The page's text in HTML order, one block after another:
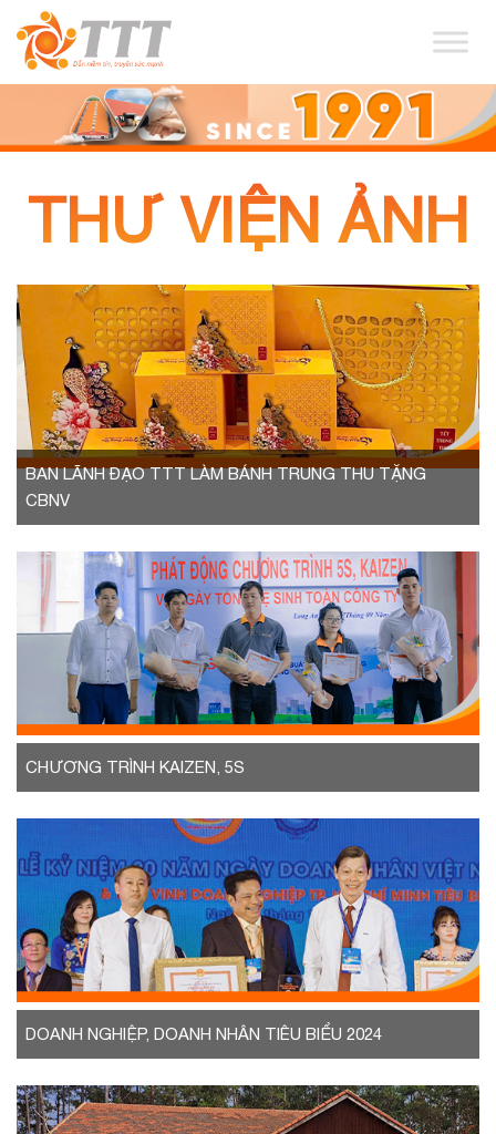
THƯ VIỆN ẢNH
BAN LÃNH ĐẠO TTT LÀM BÁNH TRUNG THU TẶNG
CBNV
CHƯƠNG TRÌNH KAIZEN, 5S
DOANH NGHIỆP, DOANH NHÂN TIÊU BIỂU 2024